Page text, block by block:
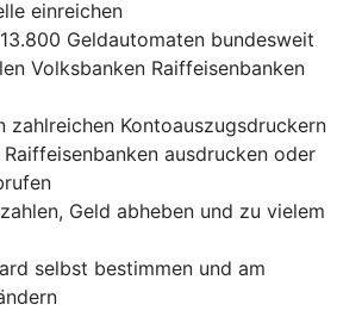
einreichen
Geldautomaten bundesweit
Volksbanken Raiffeisenbanken
zahlreichen Kontoauszugsdruckern
ausdrucken oder
Geld abheben und zu vielem
selbst bestimmen und am